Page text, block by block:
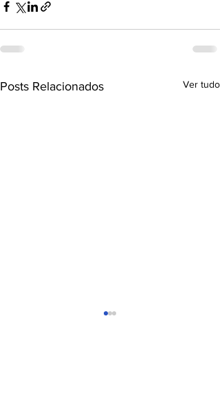
Posts Relacionados Ver tudo